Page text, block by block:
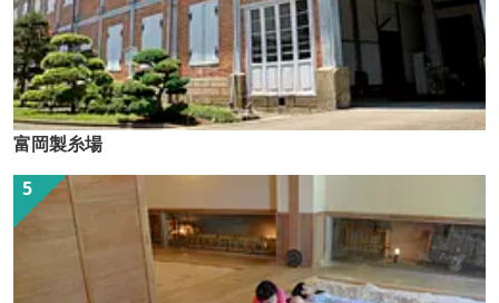
富岡製糸場